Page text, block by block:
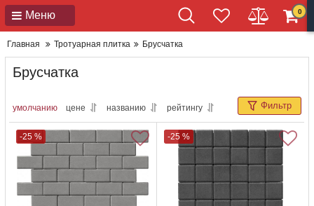
Меню 0
Главная Тротуарная плитка Брусчатка
Брусчатка
умолчанию цене названию рейтингу Фильтр
-25 % -25 %